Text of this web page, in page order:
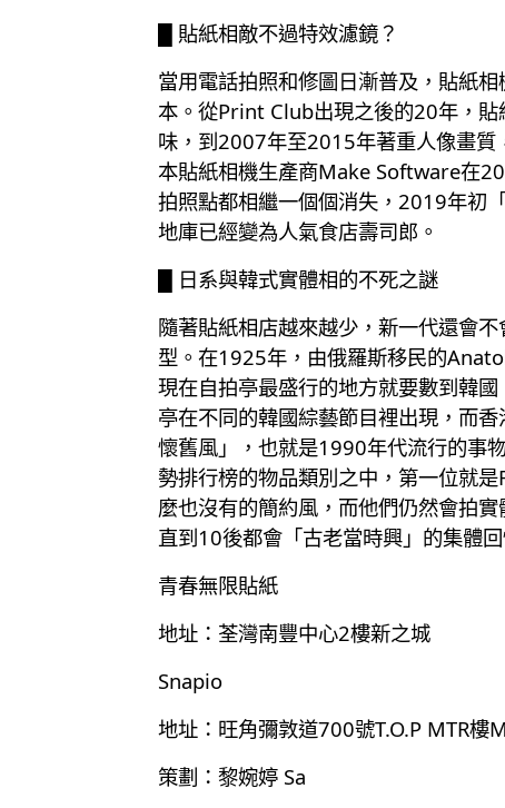
█ 貼紙相敵不過特效濾鏡？
當用電話拍照和修圖日漸普及，貼紙
本。從Print Club出現之後的20年，
味，到2007年至2015年著重人像畫質
本貼紙相機生產商Make Software在
拍照點都相繼一個個消失，2019年初
地庫已經變為人氣食店壽司郎。
█ 日系與韓式實體相的不死之謎
隨著貼紙相店越來越少，新一代還會
型。在1925年，由俄羅斯移民的
現在自拍亭最盛行的地方就要數到韓
亭在不同的韓國綜藝節目裡出現，而
懷舊風」，也就是1990年代流行的事
勢排行榜的物品類別之中，第一位就
麼也沒有的簡約風，而他們仍然會拍
直到10後都會「古老當時興」的集體
青春無限貼紙
地址：荃灣南豐中心2樓新之城
Snapio
地址：旺角彌敦道700號T.O.P MTR樓
策劃：黎婉婷 Sa